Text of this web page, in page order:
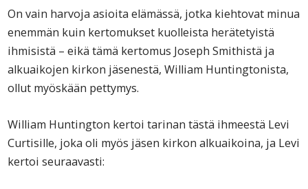
On vain harvoja asioita elämässä, jotka kiehtovat minua
enemmän kuin kertomukset kuolleista herätetyistä
ihmisistä – eikä tämä kertomus Joseph Smithistä ja
alkuaikojen kirkon jäsenestä, William Huntingtonista,
ollut myöskään pettymys.
William Huntington kertoi tarinan tästä ihmeestä Levi
Curtisille, joka oli myös jäsen kirkon alkuaikoina, ja Levi
kertoi seuraavasti: